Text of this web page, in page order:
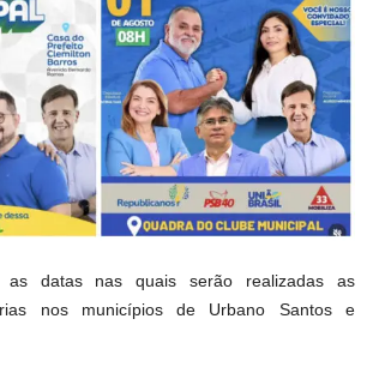
as datas nas quais serão realizadas as
nos municípios de Urbano Santos e